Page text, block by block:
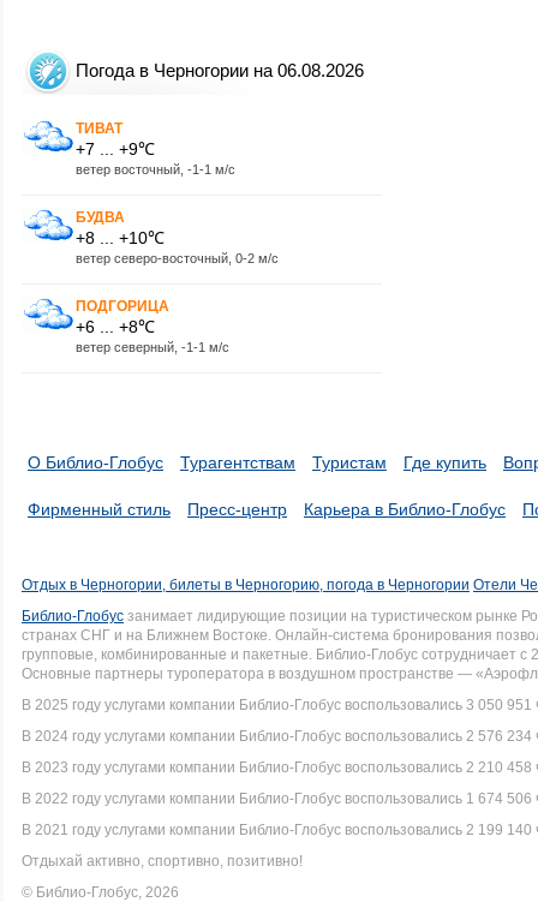
Погода в Черногории на 06.08.2026
ТИВАТ
+7 ... +9℃
ветер восточный, -1-1 м/с
БУДВА
+8 ... +10℃
ветер северо-восточный, 0-2 м/с
ПОДГОРИЦА
+6 ... +8℃
ветер северный, -1-1 м/с
О Библио-Глобус Турагентствам Туристам Где купить
Фирменный стиль Пресс-центр Карьера в Библио-Глобус
Отдых в Черногории, билеты в Черногорию, погода в Черногории Отели
Библио-Глобус занимает лидирующие позиции на туристическом рынке
странах СНГ и на Ближнем Востоке. Онлайн-система бронирования
групповые, комбинированные и пакетные. Библио-Глобус сотрудничает
Основные партнеры туроператора в воздушном пространстве —
В 2025 году услугами компании Библио-Глобус воспользовались 3 050 951
В 2024 году услугами компании Библио-Глобус воспользовались 2 576 234
В 2023 году услугами компании Библио-Глобус воспользовались 2 210 458
В 2022 году услугами компании Библио-Глобус воспользовались 1 674 506
В 2021 году услугами компании Библио-Глобус воспользовались 2 199 140
Отдыхай активно, спортивно, позитивно!
© Библио-Глобус, 2026